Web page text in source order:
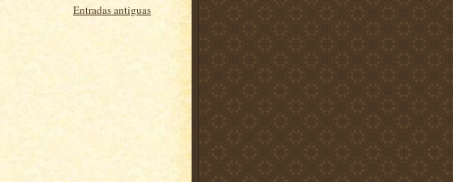
Entradas antiguas